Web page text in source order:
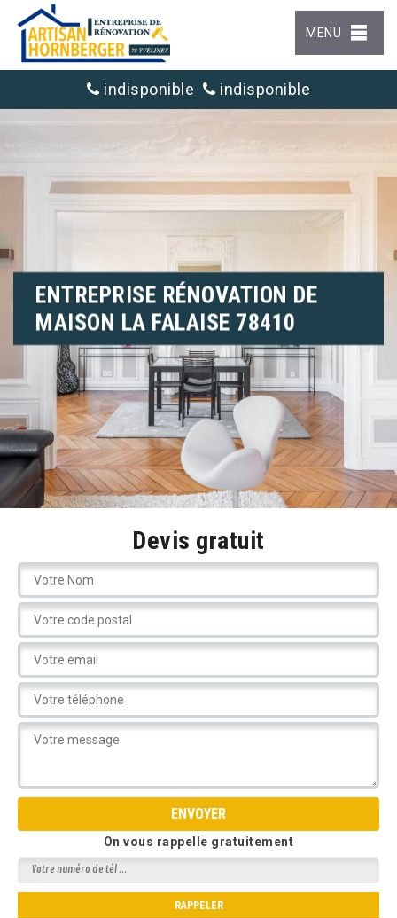
MENU
indisponible indisponible
ENTREPRISE RÉNOVATION DE
MAISON LA FALAISE 78410
Devis gratuit
On vous rappelle gratuitement